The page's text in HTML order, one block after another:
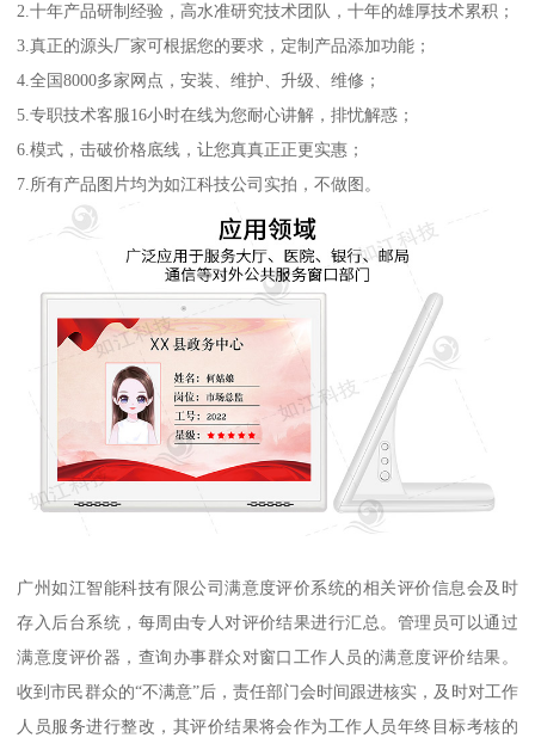
2.十年产品研制经验，高水准研究技术团队，十年的雄厚技术累积；
3.真正的源头厂家可根据您的要求，定制产品添加功能；
4.全国8000多家网点，安装、维护、升级、维修；
5.专职技术客服16小时在线为您耐心讲解，排忧解惑；
6.模式，击破价格底线，让您真真正正更实惠；
7.所有产品图片均为如江科技公司实拍，不做图。
广州如江智能科技有限公司满意度评价系统的相关评价信息会及时
存入后台系统，每周由专人对评价结果进行汇总。管理员可以通过
满意度评价器，查询办事群众对窗口工作人员的满意度评价结果。
收到市民群众的“不满意”后，责任部门会时间跟进核实，及时对工作
人员服务进行整改，其评价结果将会作为工作人员年终目标考核的